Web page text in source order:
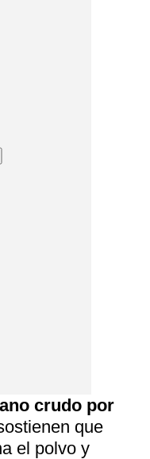
crudo por
que
el polvo y